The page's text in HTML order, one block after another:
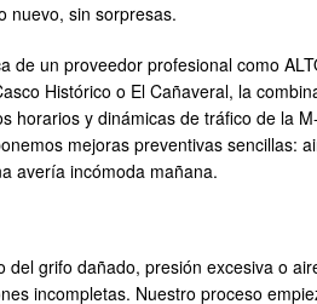
nuevo, sin sorpresas.
de un proveedor profesional como
Histórico o El Cañaveral, la
horarios y dinámicas de tráfico de la
mejoras preventivas sencillas:
avería incómoda mañana.
grifo dañado, presión excesiva o
incompletas. Nuestro proceso